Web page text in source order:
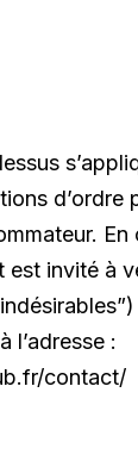
d’ordre
En
est invité à
l’adresse :
contact/